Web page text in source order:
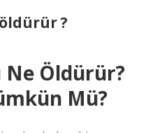
?
Ne Öldürür?
Mü?